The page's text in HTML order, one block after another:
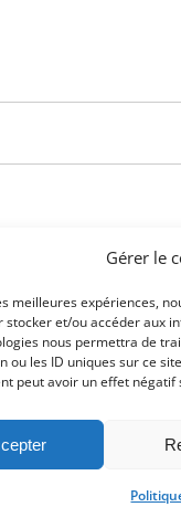
Gérer le
meilleures expériences,
stocker et/ou accéder aux
nous permettra de
ou les ID uniques sur ce
peut avoir un effet